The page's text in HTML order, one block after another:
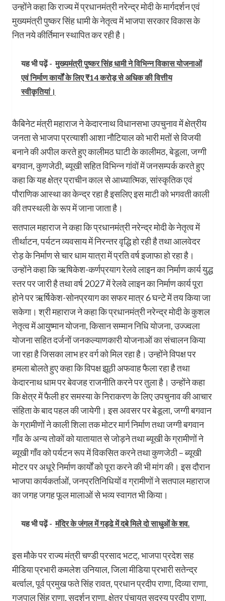
उन्होंने कहा कि राज्य में प्रधानमंत्री नरेन्द्र मोदी के मार्गदर्शन एवं
मुख्यमंत्री पुष्कर सिंह धामी के नेतृत्व में भाजपा सरकार विकास के
नित नये कीर्तिमान स्थापित कर रही है।
यह भी पढ़ें - मुख्यमंत्री पुष्कर सिंह धामी ने विभिन्न विकास योजनाओं
एवं निर्माण कार्यों के लिए ₹14 करोड़ से अधिक की वित्तीय
स्वीकृतियां।
कैबिनेट मंत्री महाराज ने केदारनाथ विधानसभा उपचुनाव में क्षेत्रीय
जनता से भाजपा प्रत्याशी आशा नौटियाल को भारी मतों से विजयी
बनाने की अपील करते हुए कालीमठ घाटी के कालीमठ, बेडूला, जग्गी
बगवान, कुणजेठी, ब्यूखी सहित विभिन्न गांवों में जनसम्पर्क करते हुए
कहा कि यह क्षेत्र प्राचीन काल से आध्यात्मिक, सांस्कृतिक एवं
पौराणिक आस्था का केन्द्र रहा है इसलिए इस माटी को भगवती काली
की तपस्थली के रूप में जाना जाता है।
सतपाल महाराज ने कहा कि प्रधानमंत्री नरेन्द्र मोदी के नेतृत्व में
तीर्थाटन, पर्यटन व्यवसाय में निरन्तर वृद्धि हो रही है तथा आलवेदर
रोड़ के निर्माण से चार धाम यात्रा में प्रति वर्ष इजाफा हो रहा है।
उन्होंने कहा कि ऋषिकेश-कर्णप्रयाग रेलवे लाइन का निर्माण कार्य युद्ध
स्तर पर जारी है तथा वर्ष 2027 में रेलवे लाइन का निर्माण कार्य पूरा
होने पर ऋर्षिकेश-सोनप्रयाग का सफर मात्र 6 घन्टे में तय किया जा
सकेगा। श्री महाराज ने कहा कि प्रधानमंत्री नरेन्द्र मोदी के कुशल
नेतृत्व में आयुष्मान योजना, किसान सम्मान निधि योजना, उज्ज्वला
योजना सहित दर्जनों जनकल्याणकारी योजनाओं का संचालन किया
जा रहा है जिसका लाभ हर वर्ग को मिल रहा है। उन्होंने विपक्ष पर
हमला बोलते हुए कहा कि विपक्ष झूठी अफवाह फैला रहा है तथा
केदारनाथ धाम पर बेवजह राजनीति करने पर तुला है। उन्होंने कहा
कि क्षेत्र में फैली हर समस्या के निराकरण के लिए उपचुनाव की आचार
संहिता के बाद पहल की जायेगी। इस अवसर पर बेडूला, जग्गी बगवान
के ग्रामीणों ने काली शिला तक मोटर मार्ग निर्माण तथा जग्गी बगवान
गाँव के अन्य तोकों को यातायात से जोड़ने तथा ब्यूखी के ग्रामीणों ने
ब्यूखी गाँव को पर्यटन रूप में विकसित करने तथा कुणजेठी – ब्यूखी
मोटर पर अधूरे निर्माण कार्यों को पूरा करने की भी मांग की। इस दौरान
भाजपा कार्यकर्ताओं, जनप्रतिनिधियों व ग्रामीणों ने सतपाल महाराज
का जगह जगह फूल मालाओं से भव्य स्वागत भी किया।
यह भी पढ़ें - मंदिर के जंगल में गड्ढे में दबे मिले दो साधुओं के शव.
इस मौके पर राज्य मंत्री चण्डी प्रसाद भटट्, भाजपा प्रदेश सह
मीडिया प्रभारी कमलेश उनियाल, जिला मीडिया प्रभारी सतेन्द्र
बर्त्वाल, पूर्व प्रमुख फते सिंह रावत, प्रधान प्रदीप राणा, दिव्या राणा,
गजपाल सिंह राणा, सुदर्शन राणा, क्षेत्र पंचायत सदस्य प्रदीप राणा,